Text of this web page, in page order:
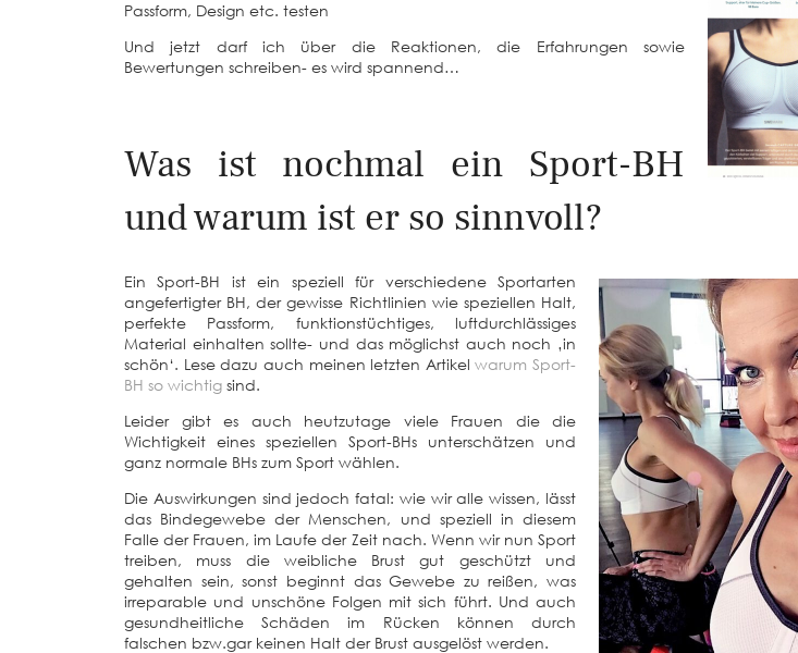
Passform, Design etc. testen
Und jetzt darf ich über die Reaktionen, die Erfahrungen sowie
Bewertungen schreiben- es wird spannend…
Was ist nochmal ein Sport-BH
und warum ist er so sinnvoll?
Ein Sport-BH ist ein speziell für verschiedene Sportarten
angefertigter BH, der gewisse Richtlinien wie speziellen Halt,
perfekte Passform, funktionstüchtiges, luftdurchlässiges
Material einhalten sollte- und das möglichst auch noch ‚in
schön‘. Lese dazu auch meinen letzten Artikelwarum Sport-
BH so wichtig sind.
Leider gibt es auch heutzutage viele Frauen die die
Wichtigkeit eines speziellen Sport-BHs unterschätzen und
ganz normale BHs zum Sport wählen.
Die Auswirkungen sind jedoch fatal: wie wir alle wissen, lässt
das Bindegewebe der Menschen, und speziell in diesem
Falle der Frauen, im Laufe der Zeit nach. Wenn wir nun Sport
treiben, muss die weibliche Brust gut geschützt und
gehalten sein, sonst beginnt das Gewebe zu reißen, was
irreparable und unschöne Folgen mit sich führt. Und auch
gesundheitliche Schäden im Rücken können durch
falschen bzw.gar keinen Halt der Brust ausgelöst werden.